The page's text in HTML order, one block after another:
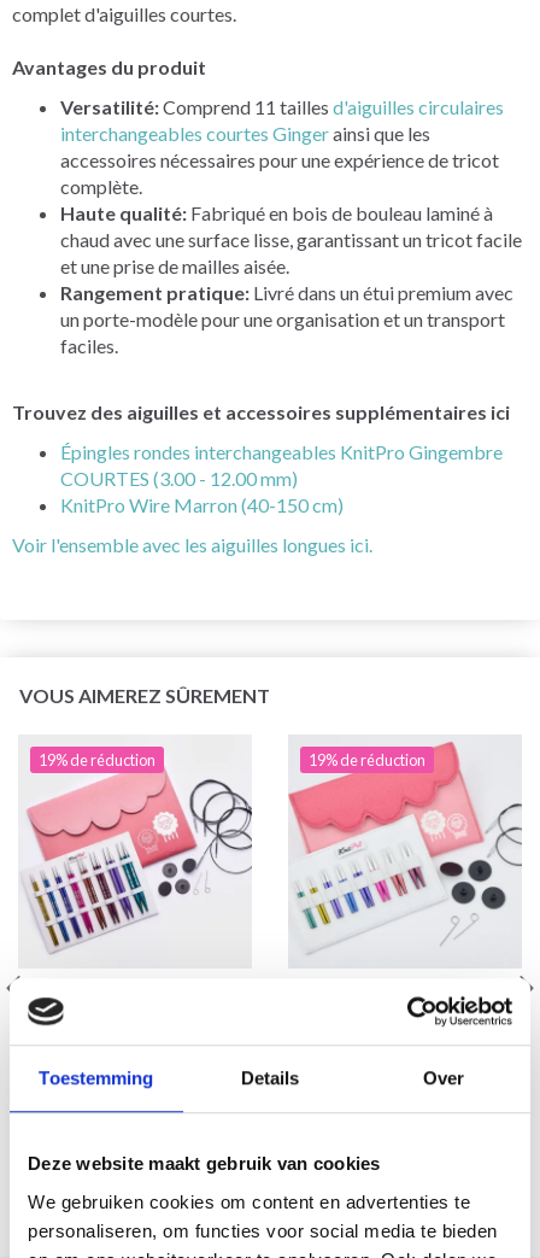
Toestemming Details Over
Deze website maakt gebruik van cookies
We gebruiken cookies om content en advertenties te
personaliseren, om functies voor social media te bieden
complet d'aiguilles courtes.
Avantages du produit
Versatilité:Comprend 11 tailles d'aiguilles circulaires
interchangeables courtes Gingerainsi que les
accessoires nécessaires pour une expérience de tricot
complète.
Haute qualité: Fabriqué en bois de bouleau laminé à
chaud avec une surface lisse, garantissant un tricot facile
et une prise de mailles aisée.
Rangement pratique: Livré dans un étui premium avec
un porte-modèle pour une organisation et un transport
faciles.
Trouvez des aiguilles et accessoires supplémentaires ici
Épingles rondes interchangeables KnitPro Gingembre
COURTES (3.00 - 12.00 mm)
KnitPro Wire Marron (40-150 cm)
Voir l'ensemble avec les aiguilles longues ici.
VOUS AIMEREZ SÛREMENT
19% de réduction
KNITPRO ZING
ENSEMBLE D'AIGUILLES
CIRCULAIRES
INTERCHANGEABLES
DELUXE
L'offre expire le 08/09/2026
Ajouter au panier
19% de réduction
KNITPRO ZING MINI
ENSEMBLE D'AIGUILLES
CIRCULAIRES
INTERCHANGEABLES, 5
L'offre expire le 08/09/2026